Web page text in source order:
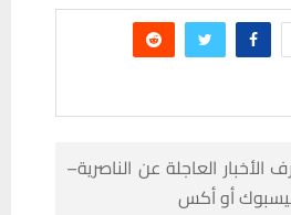
العاجلة عن الناصرية–
فيسبوك أو أكس